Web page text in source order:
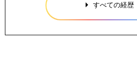
すべての経歴